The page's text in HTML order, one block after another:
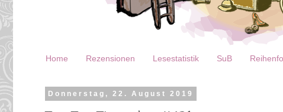
Home Rezensionen Lesestatistik SuB
Donnerstag, 22. August 2019